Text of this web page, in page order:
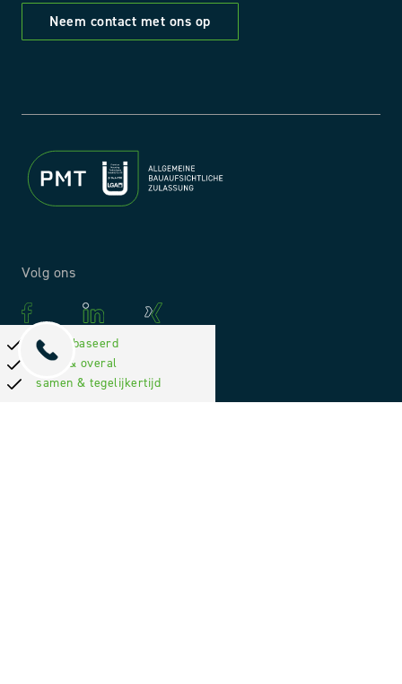
webgebaseerd
altijd & overal
samen & tegelijkertijd
Neem contact met ons op
Volg ons